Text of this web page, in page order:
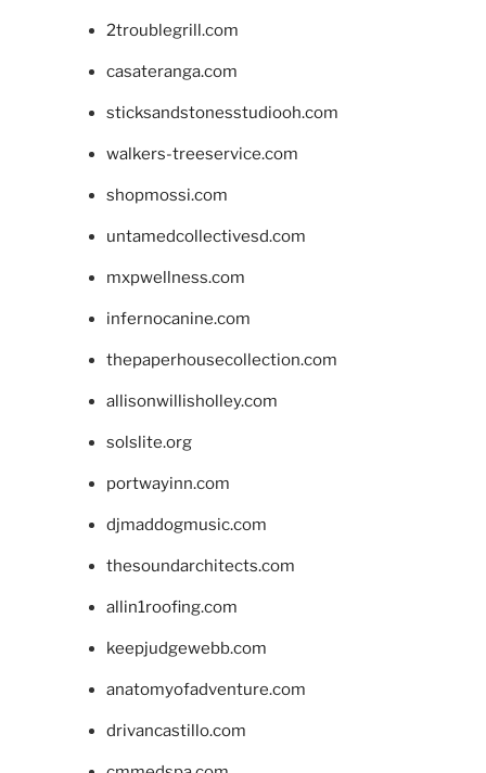
2troublegrill.com
casateranga.com
sticksandstonesstudiooh.com
walkers-treeservice.com
shopmossi.com
untamedcollectivesd.com
mxpwellness.com
infernocanine.com
thepaperhousecollection.com
allisonwillisholley.com
solslite.org
portwayinn.com
djmaddogmusic.com
thesoundarchitects.com
allin1roofing.com
keepjudgewebb.com
anatomyofadventure.com
drivancastillo.com